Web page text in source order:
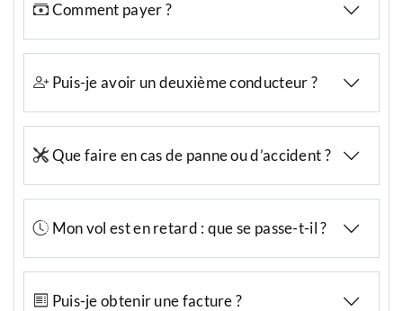
Comment payer ?
Puis-je avoir un deuxième conducteur ?
Que faire en cas de panne ou d’accident ?
Mon vol est en retard : que se passe-t-il ?
Puis-je obtenir une facture ?